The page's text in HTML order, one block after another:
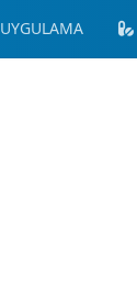
UYGULAMA